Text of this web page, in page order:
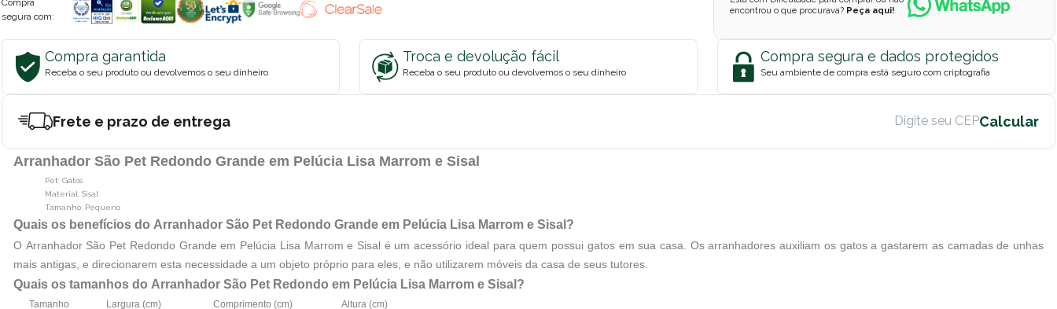
segura com:
encontrou o que procurava? Peça aqui!
Compra garantida
Receba o seu produto ou devolvemos o seu dinheiro
Troca e devolução fácil
Receba o seu produto ou devolvemos o seu dinheiro
Compra segura e dados protegidos
Seu ambiente de compra está seguro com criptografia
Frete e prazo de entrega
Arranhador São Pet Redondo Grande em Pelúcia Lisa Marrom e Sisal
Pet: Gatos
Material: Sisal
Tamanho: Pequeno
Quais os benefícios do Arranhador São Pet Redondo Grande em Pelúcia Lisa Marrom e Sisal?
O Arranhador São Pet Redondo Grande em Pelúcia Lisa Marrom e Sisal é um acessório ideal para quem possui gatos em sua casa. Os arranhadores auxiliam os gatos a gastarem as camadas de unhas
mais antigas, e direcionarem esta necessidade a um objeto próprio para eles, e não utilizarem móveis da casa de seus tutores.
Quais os tamanhos do Arranhador São Pet Redondo em Pelúcia Lisa Marrom e Sisal?
Tamanho Largura (cm) Comprimento (cm)
Altura (cm)